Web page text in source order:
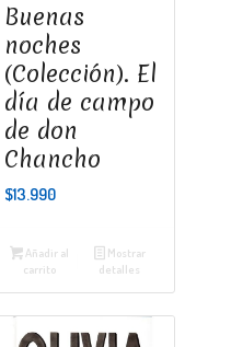
Buenas
noches
(Colección). El
día de campo
de don
Chancho
$13.990
Añadir al
carrito
Mostrar
detalles